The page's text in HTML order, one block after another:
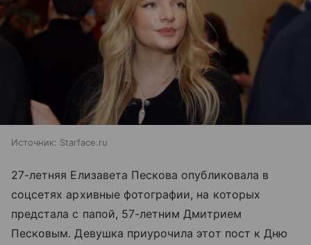
Источник: Starface.ru
27-летняя Елизавета Пескова опубликовала в
соцсетях архивные фотографии, на которых
предстала с папой, 57-летним Дмитрием
Песковым. Девушка приурочила этот пост к Дню